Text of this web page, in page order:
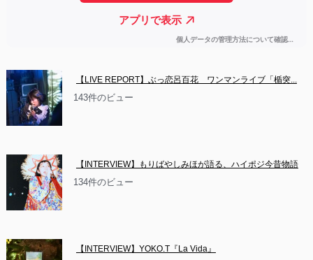
【LIVE REPORT】ぶっ恋呂百花　ワンマンライブ「楯突...
143件のビュー
【INTERVIEW】もりばやしみほが語る、ハイポジ今昔物語
134件のビュー
【INTERVIEW】YOKO.T『La Vida』